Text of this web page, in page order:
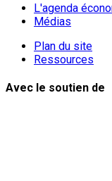
L'agenda
Médias
Plan du site
Ressources
Avec le soutien de